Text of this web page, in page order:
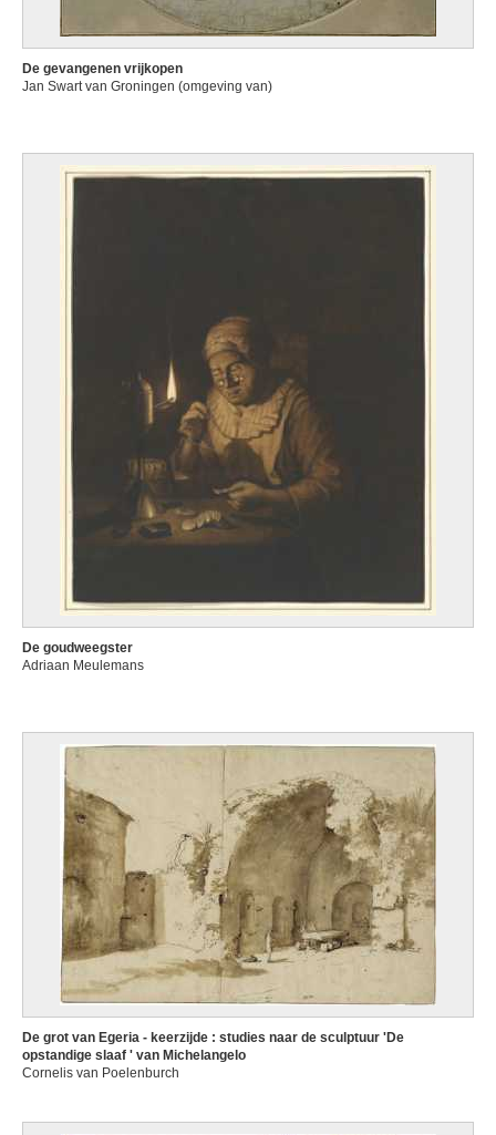
De gevangenen vrijkopen
Jan Swart van Groningen (omgeving van)
De goudweegster
Adriaan Meulemans
De grot van Egeria - keerzijde : studies naar de sculptuur 'De
opstandige slaaf ' van Michelangelo
Cornelis van Poelenburch